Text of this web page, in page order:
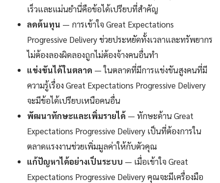
เร็วและแม่นยำนี่คือข้อได้เปรียบที่สำคัญ
ลดต้นทุน — การเข้าใจ Great Expectations
Progressive Delivery ช่วยประหยัดทั้งเวลาและทรัพยากร
ไม่ต้องลองผิดลองถูกไม่ต้องจ้างคนอื่นทำ
แข่งขันได้ในตลาด — ในตลาดที่มีการแข่งขันสูงคนที่มี
ความรู้เรื่อง Great Expectations Progressive Delivery
จะมีข้อได้เปรียบเหนือคนอื่น
พัฒนาทักษะและเพิ่มรายได้ — ทักษะด้าน Great
Expectations Progressive Delivery เป็นที่ต้องการใน
ตลาดแรงงานช่วยเพิ่มมูลค่าให้กับตัวคุณ
แก้ปัญหาได้อย่างเป็นระบบ — เมื่อเข้าใจ Great
Expectations Progressive Delivery คุณจะมีเครื่องมือ